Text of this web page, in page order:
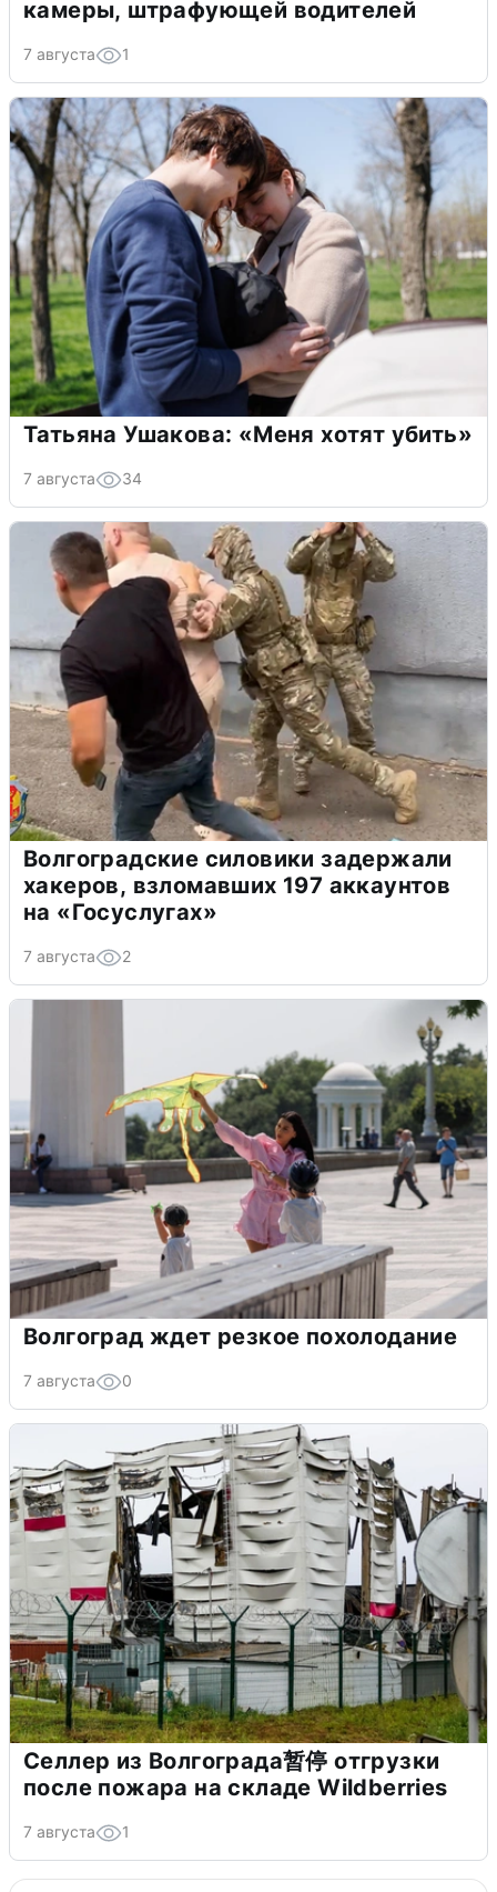
камеры, штрафующей водителей
7 августа 1
Татьяна Ушакова: «Меня хотят убить»
7 августа 34
Волгоградские силовики задержали
хакеров, взломавших 197 аккаунтов
на «Госуслугах»
7 августа 2
Волгоград ждет резкое похолодание
7 августа 0
Селлер из Волгограда暂停 отгрузки
после пожара на складе Wildberries
7 августа 1